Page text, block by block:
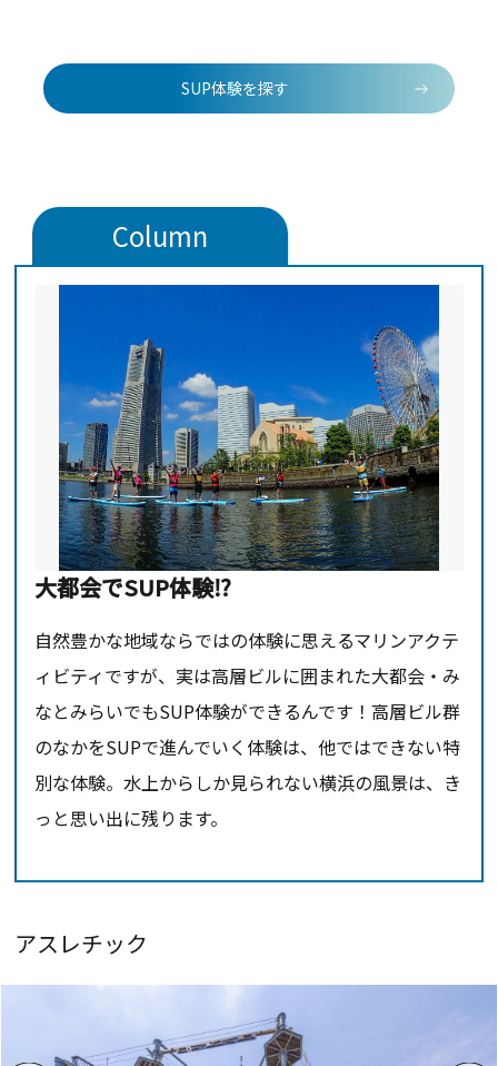
SUP体験を探す
Column
大都会でSUP体験⁉
自然豊かな地域ならではの体験に思えるマリンアクテ
ィビティですが、実は高層ビルに囲まれた大都会・み
なとみらいでもSUP体験ができるんです！高層ビル群
のなかをSUPで進んでいく体験は、他ではできない特
別な体験。水上からしか見られない横浜の風景は、き
っと思い出に残ります。
アスレチック